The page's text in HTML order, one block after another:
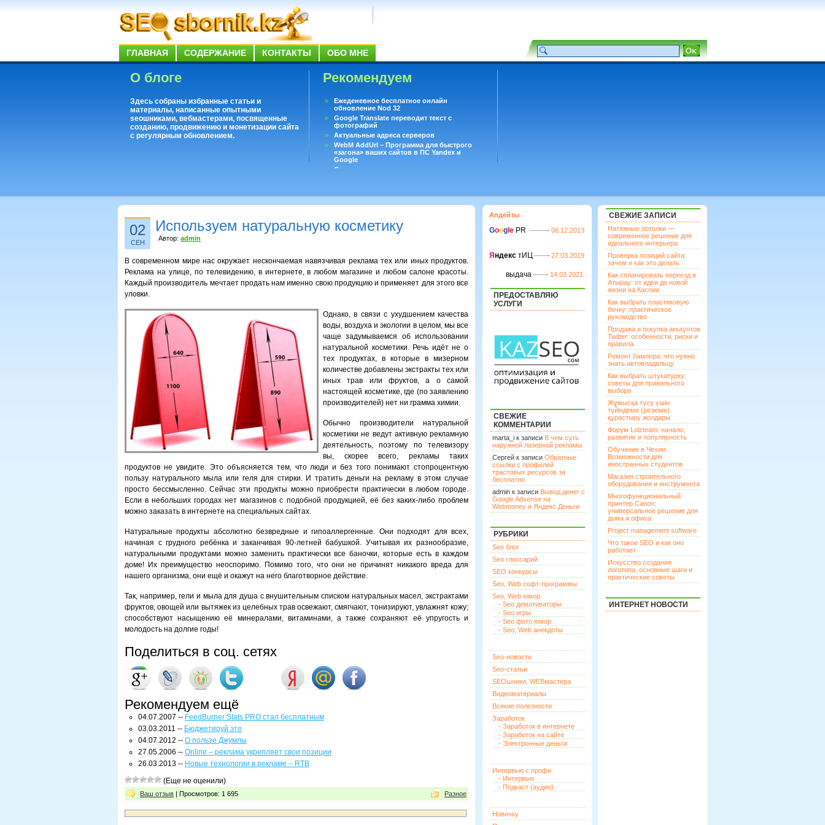
ГЛАВНАЯ СОДЕРЖАНИЕ КОНТАКТЫ ОБО МНЕ
О блоге
Здесь собраны избранные статьи и
материалы, написанные опытными
seoшниками, вебмастерами, посвященные
созданию, продвижению и монетизации сайта
с регулярным обновлением.
Рекомендуем
Ежеденевное бесплатное онлайн
обновление Nod 32
Google Translate переводит текст с
фотографий
Актуальные адреса серверов
WebM AddUrl – Программа для быстрого
«загона» ваших сайтов в ПС Yandex и
Google
Существует вопросы, на которые не может
02
СЕН
Используем натуральную косметику
Автор: admin
В современном мире нас окружает нескончаемая навязчивая реклама тех или иных продуктов.
Реклама на улице, по телевидению, в интернете, в любом магазине и любом салоне красоты.
Каждый производитель мечтает продать нам именно свою продукцию и применяет для этого все
уловки.
Однако, в связи с ухудшением качества
воды, воздуха и экологии в целом, мы все
чаще задумываемся об использовании
натуральной косметики. Речь идёт не о
тех продуктах, в которые в мизерном
количестве добавлены экстракты тех или
иных трав или фруктов, а о самой
настоящей косметике, где (по заявлению
производителей) нет ни грамма химии.
Обычно производители натуральной
косметики не ведут активную рекламную
деятельность, поэтому по телевизору
вы, скорее всего, рекламы таких
продуктов не увидите. Это объясняется тем, что люди и без того понимают стопроцентную
пользу натурального мыла или геля для стирки. И тратить деньги на рекламу в этом случае
просто бессмысленно. Сейчас эти продукты можно приобрести практически в любом городе.
Если в небольших городах нет магазинов с подобной продукцией, её без каких-либо проблем
можно заказать в интернете на специальных сайтах.
Натуральные продукты абсолютно безвредные и гипоаллергенные. Они подходят для всех,
начиная с грудного ребёнка и заканчивая 90-летней бабушкой. Учитывая их разнообразие,
натуральными продуктами можно заменить практически все баночки, которые есть в каждом
доме! Их преимущество неоспоримо. Помимо того, что они не причинят никакого вреда для
нашего организма, они ещё и окажут на него благотворное действие.
Так, например, гели и мыла для душа с внушительным списком натуральных масел, экстрактами
фруктов, овощей или вытяжек из целебных трав освежают, смягчают, тонизируют, увлажнят кожу;
способствуют насыщению её минералами, витаминами, а также сохраняют её упругость и
молодость на долгие годы!
Поделиться в соц. сетях
Рекомендуем ещё
04.07.2007 -- FeedBurner Stats PRO стал бесплатным
03.03.2011 -- Бюджетируй это
04.07.2012 -- О пользе Джумлы
27.05.2006 -- Online – реклама укрепляет свои позиции
26.03.2013 -- Новые технологии в рекламе – RTB
(Еще не оценили)
Ваш отзыв | Просмотров: 1 695 Разное
Апдейты
Goog le PR 06.12.2013
Я ндекс тИЦ 27.03.2019
выдача 14.03.2021
ПРЕДОСТАВЛЯЮ
УСЛУГИ
СВЕЖИЕ
КОММЕНТАРИИ
marta_i к записи В чем суть
наружной лазерной рекламы
Сергей к записи Обратные
ссылки с профилей
трастовых ресурсов за
бесплатно
admin к записи Вывод денег с
Google Adsense на
Webmoney и Яндекс Деньги
РУБРИКИ
Seo блог
Seo глоссарий
SEO конкурсы
Seo, Web софт-программы
Seo, Web юмор
- Seo демотиваторы
- Seo игры
- Seo фото юмор
- Seo, Web анекдоты
Seo-новости
Seo-статьи
SEOшники, WEBмастера
Видеоматериалы
Всякие полезности
Заработок
- Заработок в интернете
- Заработок на сайте
- Электронные деньги
Интервью с профи
- Интервью
- Подкаст (аудио)
Новичку
СВЕЖИЕ ЗАПИСИ
Натяжные потолки —
современное решение для
идеального интерьера
Проверка позиций сайта:
зачем и как это делать
Как спланировать переезд в
Атырау: от идеи до новой
жизни на Каспии
Как выбрать пластиковую
бочку: практическое
руководство
Продажа и покупка аккаунтов
Twitter: особенности, риски и
правила
Ремонт бампера: что нужно
знать автовладельцу
Как выбрать штукатурку:
советы для правильного
выбора
Жұмысқа түсу үшін
түйіндеме (резюме)
құрастыру жолдары
Форум Lolzteam: начало,
развитие и популярность
Обучение в Чехии:
Возможности для
иностранных студентов
Магазин строительного
оборудования и инструмента
Многофункциональный
принтер Canon:
универсальное решение для
дома и офиса
Project management software
Что такое SEO и как оно
работает
Искусство создания
логотипа: основные шаги и
практические советы
ИНТЕРНЕТ НОВОСТИ